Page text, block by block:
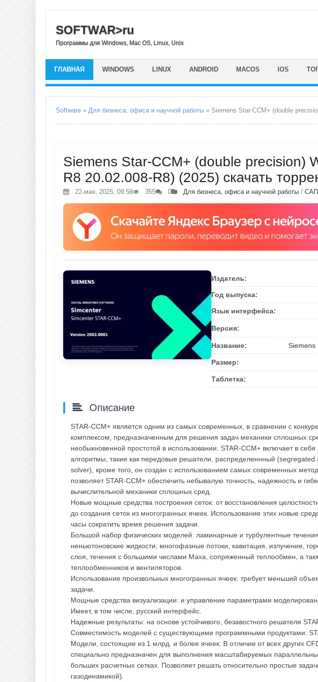
SOFTWAR>ru
Программы для Windows, Mac OS, Linux, Unix
ГЛАВНАЯ WINDOWS LINUX ANDROID MACOS IOS
Software » Для бизнеса, офиса и научной работы » Siemens Star-CCM+ (double
Siemens Star-CCM+ (double precision)
R8 20.02.008-R8) (2025) скачать
22-мая, 2025, 09:58 355 0 Для бизнеса, офиса и научной работы /
Издатель:
Год выпуска:
Язык интерфейса:
Версия:
Название: Siemens
Размер:
Таблетка:
Описание
STAR-CCM+ является одним из самых современных, в сравнении с
комплексом, предназначенным для решения задач механики сплошных
необыкновенной простотой в использовании. STAR-CCM+ включает в
алгоритмы, такие как передовые решатели, распределеннный
solver), кроме того, он создан с использованием самых современных
позволяет STAR-CCM+ обеспечить небывалую точность, надежность и
вычислительной механики сплошных сред.
Новые мощные средства построения сеток: от восстановления
до создания сеток из многогранных ячеек. Использование этих новые
часы сократить время решения задачи.
Большой набор физических моделей: ламинарные и турбулентные
неньютоновские жидкости, многофазные потоки, кавитация, излучение,
слоя, течения с большими числами Маха, сопряженный теплообмен, а
теплообменников и вентиляторов.
Использование произвольных многогранных ячеек: требует меньший
задачи.
Мощные средства визуализации: и управление параметрами
Имеет, в том числе, русский интерфейс.
Надежные результаты: на основе устойчивого, безавостного решателя
Совместимость моделей с существующими программными продуктами:
Модели, состоящие из 1 млрд. и более ячеек: В отличие от всех других
специально предназначен для выполнения масштабируемых
больших расчетных сетках. Позволяет решать относительно простые
газодинамикой).